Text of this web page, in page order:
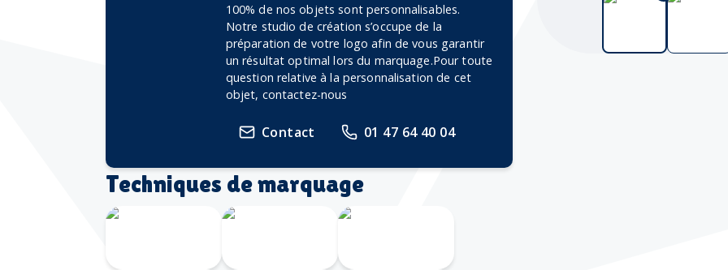
100% de nos objets sont personnalisables.
Notre studio de création s’occupe de la
préparation de votre logo afin de vous garantir
un résultat optimal lors du marquage.Pour toute
question relative à la personnalisation de cet
objet, contactez-nous
Contact 01 47 64 40 04
Techniques de marquage